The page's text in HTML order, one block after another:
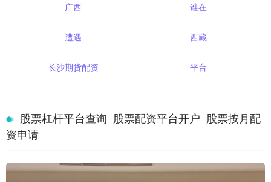
广西 谁在
遭遇 西藏
长沙期货配资 平台
股票杠杆平台查询_股票配资平台开户_股票按月配
资申请